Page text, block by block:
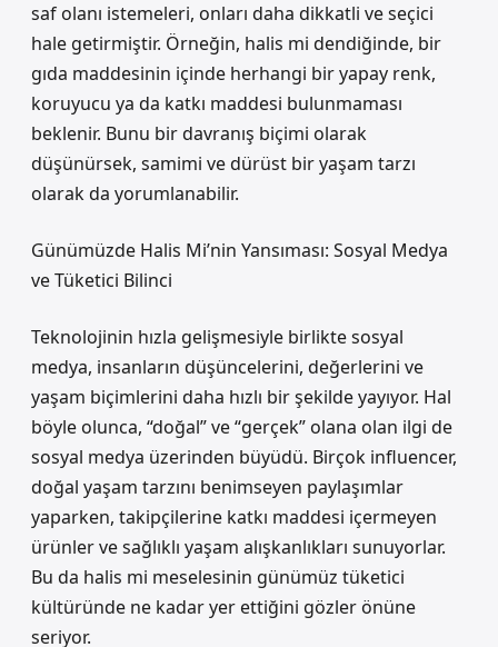
saf olanı istemeleri, onları daha dikkatli ve seçici
hale getirmiştir. Örneğin, halis mi dendiğinde, bir
gıda maddesinin içinde herhangi bir yapay renk,
koruyucu ya da katkı maddesi bulunmaması
beklenir. Bunu bir davranış biçimi olarak
düşünürsek, samimi ve dürüst bir yaşam tarzı
olarak da yorumlanabilir.
Günümüzde Halis Mi’nin Yansıması: Sosyal Medya
ve Tüketici Bilinci
Teknolojinin hızla gelişmesiyle birlikte sosyal
medya, insanların düşüncelerini, değerlerini ve
yaşam biçimlerini daha hızlı bir şekilde yayıyor. Hal
böyle olunca, “doğal” ve “gerçek” olana olan ilgi de
sosyal medya üzerinden büyüdü. Birçok influencer,
doğal yaşam tarzını benimseyen paylaşımlar
yaparken, takipçilerine katkı maddesi içermeyen
ürünler ve sağlıklı yaşam alışkanlıkları sunuyorlar.
Bu da halis mi meselesinin günümüz tüketici
kültüründe ne kadar yer ettiğini gözler önüne
seriyor.